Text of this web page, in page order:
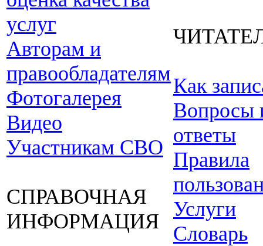
услуг
Авторам и
правообладателям
Фотогалерея
Видео
Участникам СВО
СПРАВОЧНАЯ
ИНФОРМАЦИЯ
Как
Вопросы
ответы
Правила
Услуги
Словарь